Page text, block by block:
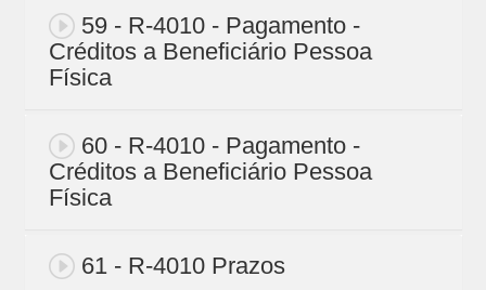
59 - R-4010 - Pagamento -
Créditos a Beneficiário Pessoa
Física
60 - R-4010 - Pagamento -
Créditos a Beneficiário Pessoa
Física
61 - R-4010 Prazos